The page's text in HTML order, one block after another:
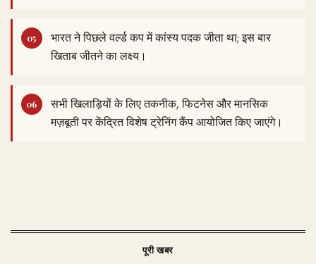
भारत ने पिछले वर्ल्ड कप में कांस्य पदक जीता था; इस बार
खिताब जीतने का लक्ष्य।
सभी खिलाड़ियों के लिए तकनीक, फिटनेस और मानसिक
मज़बूती पर केंद्रित विशेष ट्रेनिंग कैंप आयोजित किए जाएंगे।